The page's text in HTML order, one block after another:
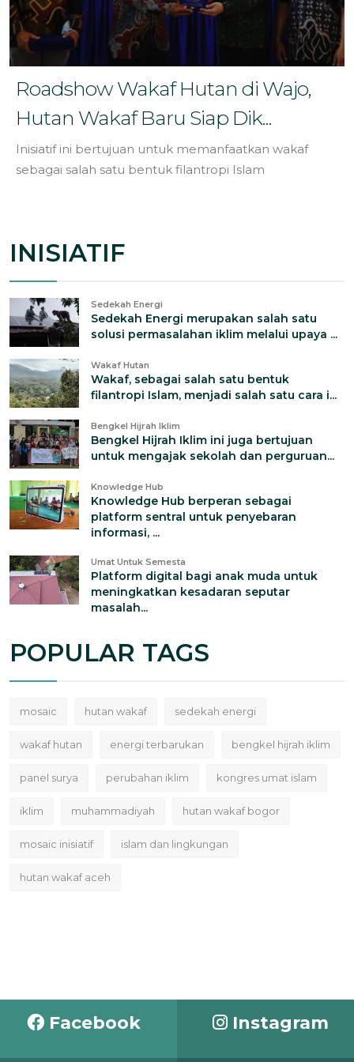
Roadshow Wakaf Hutan di Wajo,
Hutan Wakaf Baru Siap Dik...
Inisiatif ini bertujuan untuk memanfaatkan wakaf
sebagai salah satu bentuk filantropi Islam
INISIATIF
Sedekah Energi
Sedekah Energi merupakan salah satu
solusi permasalahan iklim melalui upaya ...
Wakaf Hutan
Wakaf, sebagai salah satu bentuk
filantropi Islam, menjadi salah satu cara i...
Bengkel Hijrah Iklim
Bengkel Hijrah Iklim ini juga bertujuan
untuk mengajak sekolah dan perguruan...
Knowledge Hub
Knowledge Hub berperan sebagai
platform sentral untuk penyebaran
informasi, ...
Umat Untuk Semesta
Platform digital bagi anak muda untuk
meningkatkan kesadaran seputar
masalah...
POPULAR TAGS
mosaic hutan wakaf sedekah energi
wakaf hutan energi terbarukan bengkel hijrah iklim
panel surya perubahan iklim kongres umat islam
iklim muhammadiyah hutan wakaf bogor
mosaic inisiatif islam dan lingkungan
hutan wakaf aceh
Facebook Instagram